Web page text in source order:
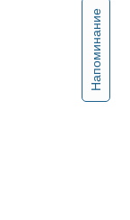
Напоминание